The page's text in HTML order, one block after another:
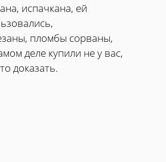
испачкана, ей
пломбы сорваны,
деле купили не у вас,
доказать.